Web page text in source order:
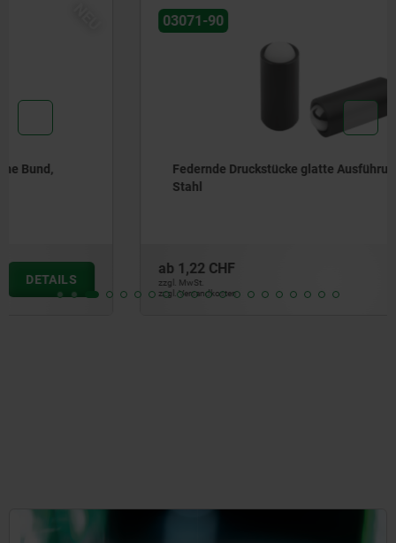
Federnde Druckstücke glatte Ausführung, ohne Bund,
1,22 CHF
zzgl. MwSt.
zzgl. Versandkosten